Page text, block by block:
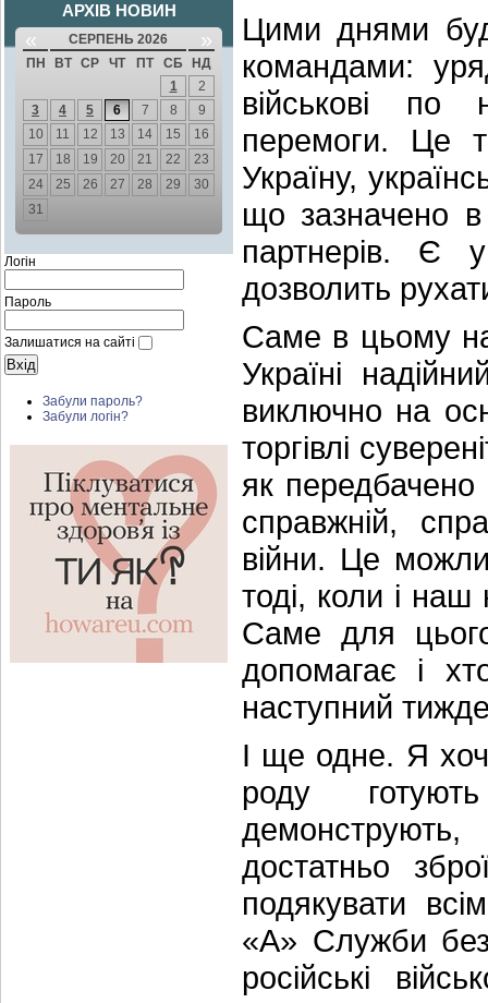
АРХІВ НОВИН
« СЕРПЕНЬ 2026 »
ПН ВТ СР ЧТ ПТ СБ
НД
1
2
3
4 5 6 7 8
9
10
11 12 13 14 15
16
17
18 19 20 21 22
23
24
25 26 27 28 29
30
31
Логін
Пароль
Залишатися на сайті
Забули пароль?
Забули логін?
Цими днями
командами:
військові по
перемоги. Це
Україну,
що зазначено
партнерів. Є
дозволить
Саме в цьому
Україні
виключно на
торгівлі
як
справжній,
війни. Це
тоді, коли і наш
Саме для
допомагає і
наступний
І ще одне. Я
роду
достатньо
подякувати
«А» Служби
російські